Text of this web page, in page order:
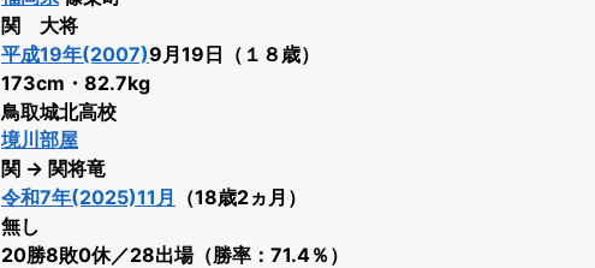
関 大将
平成19年(2007)9月19日（１８歳）
173cm・82.7kg
鳥取城北高校
境川部屋
関 → 関将竜
令和7年(2025)11月
（18歳2ヵ月）
無し
20勝8敗0休／28出場（勝率：71.4％）